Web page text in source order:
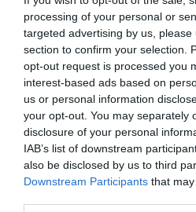
processing of your personal or
targeted advertising by us,
section to confirm your selection.
opt-out request is processed you
interest-based ads based on
us or personal information
your opt-out. You may separately
disclosure of your personal
IAB’s list of downstream
also be disclosed by us to third
Downstream Participants that
Vous avez
Soutenez-nous,
NOUS